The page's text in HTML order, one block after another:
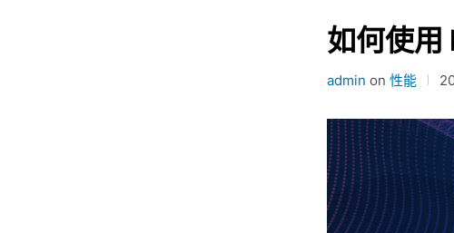
如何使
admin on 性能